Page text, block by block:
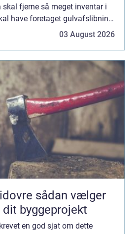
fjerne så meget inventar i
have foretaget gulvafslibning
af grundene end...03 August 2026
vælger
byggeprojekt
en god sjat om dette